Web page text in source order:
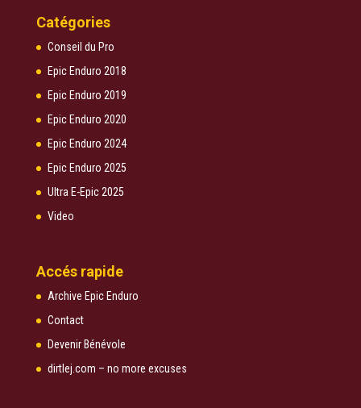
Catégories
Conseil du Pro
Epic Enduro 2018
Epic Enduro 2019
Epic Enduro 2020
Epic Enduro 2024
Epic Enduro 2025
Ultra E-Epic 2025
Video
Accés rapide
Archive Epic Enduro
Contact
Devenir Bénévole
dirtlej.com – no more excuses